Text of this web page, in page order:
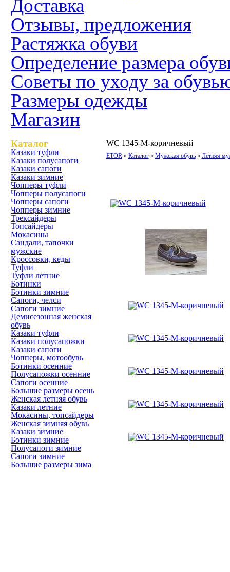
Доставка
Отзывы, предложения
Растяжка обуви
Определение размера
Советы по уходу за
Размеры одежды
Магазин
Каталог
Казаки туфли
Казаки полусапоги
Казаки сапоги
Казаки зимние
Чопперы туфли
Чопперы полусапоги
Чопперы сапоги
Чопперы зимние
Трексайдеры
Топсайдеры
Мокасины
Сандали, тапочки
мужские
Кроссовки, кеды
Туфли
Туфли летние
Ботинки
Ботинки зимние
Сапоги, челси
Сапоги зимние
Демисезонная женская
обувь
Казаки туфли
Казаки полусапожки
Казаки сапоги
Чопперы, мотообувь
Ботинки осенние
Полусапожки осенние
Сапоги осенние
Большие размеры осень
Женская летняя обувь
Казаки летние
Мокасины, топсайдеры
Женская зимняя обувь
Казаки зимние
Ботинки зимние
Полусапоги зимние
Сапоги зимние
Большие размеры зима
WC 1345-М-коричневый
ETOR Каталог Мужская обувь Летняя